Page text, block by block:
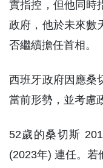
實指控，但他同時
政府，他於未來數
否繼續擔任首相。
西班牙政府因應桑
當前形勢，並考慮
52歲的桑切斯
(2023年) 連任。若